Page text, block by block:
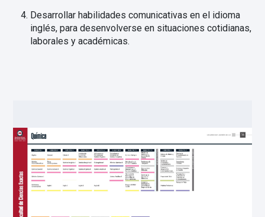
Desarrollar habilidades comunicativas en el idioma
inglés, para desenvolverse en situaciones cotidianas,
laborales y académicas.